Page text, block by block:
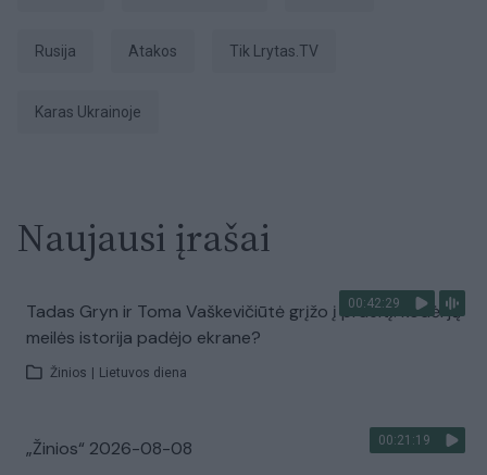
Rusija atakos tik Lrytas.TV
karas Ukrainoje
Naujausi įrašai
00:42:29
Tadas Gryn ir Toma Vaškevičiūtė grįžo į praeitį: kodėl jų
meilės istorija padėjo ekrane?
Žinios Lietuvos diena
00:21:19
„Žinios“ 2026-08-08